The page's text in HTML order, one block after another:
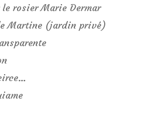
le rosier Marie Dermar
Martine (jardin privé)